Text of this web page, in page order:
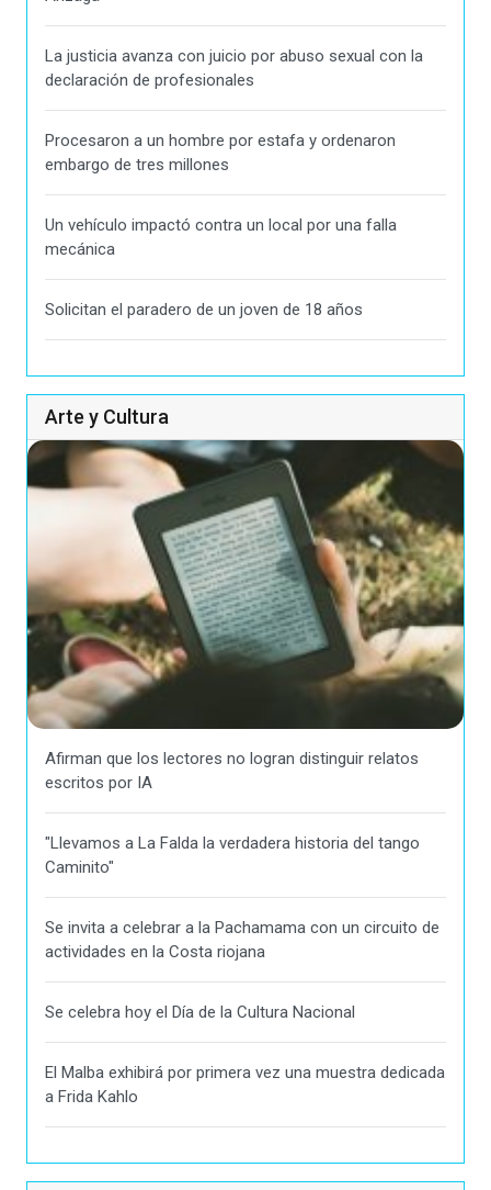
La justicia avanza con juicio por abuso sexual con la
declaración de profesionales
Procesaron a un hombre por estafa y ordenaron
embargo de tres millones
Un vehículo impactó contra un local por una falla
mecánica
Solicitan el paradero de un joven de 18 años
Arte y Cultura
Afirman que los lectores no logran distinguir relatos
escritos por IA
"Llevamos a La Falda la verdadera historia del tango
Caminito"
Se invita a celebrar a la Pachamama con un circuito de
actividades en la Costa riojana
Se celebra hoy el Día de la Cultura Nacional
El Malba exhibirá por primera vez una muestra dedicada
a Frida Kahlo